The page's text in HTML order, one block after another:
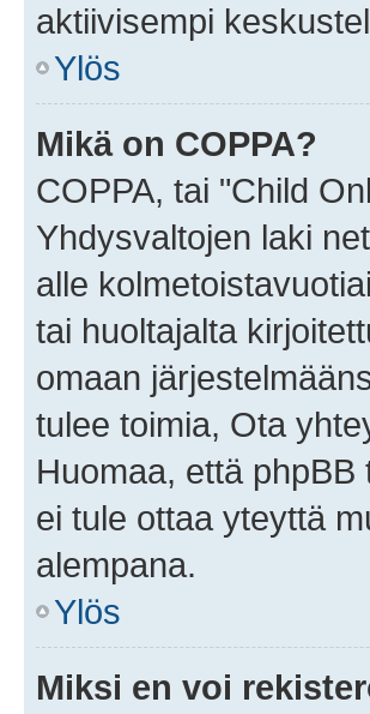
aktiivisempi
Ylös
Mikä on COPPA?
COPPA, tai "Child
Yhdysvaltojen laki
alle
tai huoltajalta
omaan
tulee toimia, Ota
Huomaa, että
ei tule ottaa yteyttä
alempana.
Ylös
Miksi en voi